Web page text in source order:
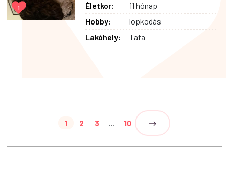
1
Életkor:
11 hónap
Hobby:
lopkodás
Lakóhely:
Tata
1 2 3 … 10